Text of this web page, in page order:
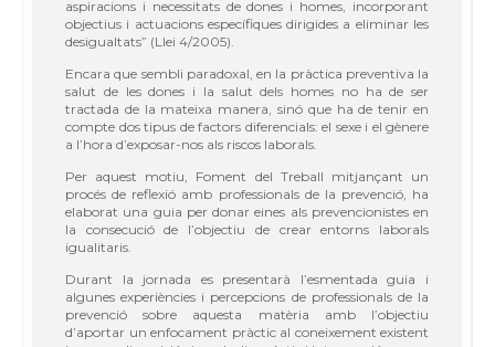
aspiracions i necessitats de dones i homes, incorporant
objectius i actuacions específiques dirigides a eliminar les
desigualtats” (Llei 4/2005).
Encara que sembli paradoxal, en la pràctica preventiva la
salut de les dones i la salut dels homes no ha de ser
tractada de la mateixa manera, sinó que ha de tenir en
compte dos tipus de factors diferencials: el sexe i el gènere
a l’hora d’exposar-nos als riscos laborals.
Per aquest motiu, Foment del Treball mitjançant un
procés de reflexió amb professionals de la prevenció, ha
elaborat una guia per donar eines als prevencionistes en
la consecució de l’objectiu de crear entorns laborals
igualitaris.
Durant la jornada es presentarà l’esmentada guia i
algunes experiències i percepcions de professionals de la
prevenció sobre aquesta matèria amb l’objectiu
d’aportar un enfocament pràctic al coneixement existent